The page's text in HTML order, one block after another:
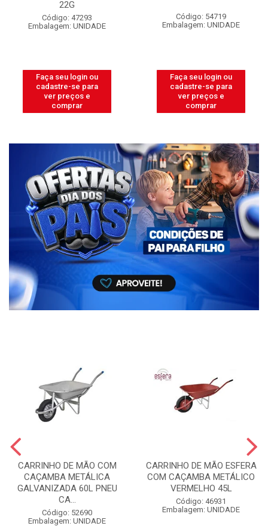
Código: 47293
UNIDADE
seu login ou
se para
ver preços e
Código: 54719
Embalagem: UNIDADE
Faça seu login ou
cadastre-se para
ver preços e
CARRINHO DE MÃO COM
CAÇAMBA METÁLICA
GALVANIZADA 60L PNEU
CA...
Código: 52690
Embalagem: UNIDADE
CARRINHO DE MÃO ESFERA
COM CAÇAMBA METÁLICO
VERMELHO 45L
Código: 46931
Embalagem: UNIDADE